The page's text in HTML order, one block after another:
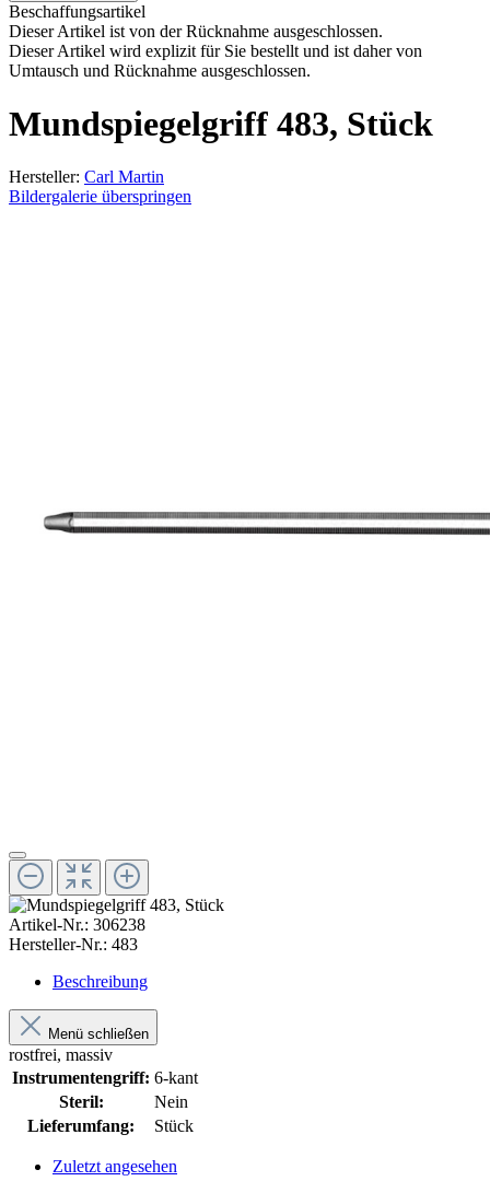
Beschaffungsartikel
Dieser Artikel ist von der Rücknahme ausgeschlossen.
Dieser Artikel wird explizit für Sie bestellt und ist daher von
Umtausch und Rücknahme ausgeschlossen.
Mundspiegelgriff 483, Stück
Hersteller: Carl Martin
Bildergalerie überspringen
Artikel-Nr.: 306238
Hersteller-Nr.: 483
Beschreibung
Menü schließen
rostfrei, massiv
Instrumentengriff: 6-kant
Steril:
Nein
Lieferumfang:
Stück
Zuletzt angesehen